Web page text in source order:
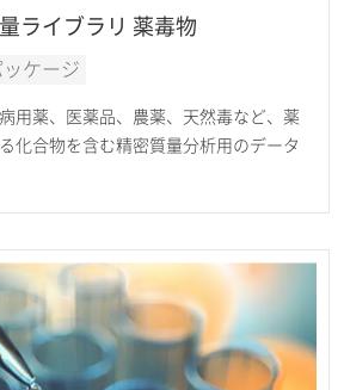
ライブラリ 薬毒物
ッケージ
用薬、医薬品、農薬、天然毒など、薬
化合物を含む精密質量分析用のデータ